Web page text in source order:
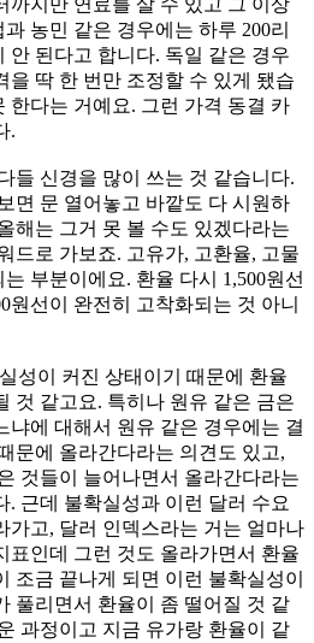
까지만 연료를 살 수 있고 그 이상
농민 같은 경우에는 하루 200리
안 된다고 합니다. 독일 같은 경우
을 딱 한 번만 조정할 수 있게 됐습
한다는 거예요. 그런 가격 동결 카
.
들 신경을 많이 쓰는 것 같습니다.
면 문 열어놓고 바깥도 다 시원하
해는 그거 못 볼 수도 있겠다라는
드로 가보죠. 고유가, 고환율, 고물
부분이에요. 환율 다시 1,500원선
원선이 완전히 고착화되는 것 아니
성이 커진 상태이기 때문에 환율
것 같고요. 특히나 원유 같은 금은
냐에 대해서 원유 같은 경우에는 결
문에 올라간다라는 의견도 있고,
것들이 늘어나면서 올라간다라는
. 근데 불확실성과 이런 달러 수요
가고, 달러 인덱스라는 거는 얼마나
표인데 그런 것도 올라가면서 환율
조금 끝나게 되면 이런 불확실성이
풀리면서 환율이 좀 떨어질 것 같
과정이고 지금 유가랑 환율이 같